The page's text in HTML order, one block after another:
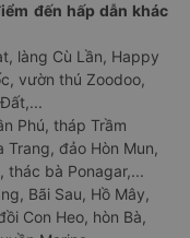
đến hấp dẫn khác
làng Cù Lần, Happy
vườn thú Zoodoo,
Phú, tháp Trầm
Trang, đảo Hòn Mun,
thác bà Ponagar,...
Bãi Sau, Hồ Mây,
Con Heo, hòn Bà,